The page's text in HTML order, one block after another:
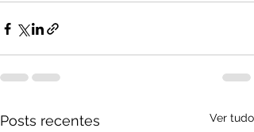
Posts recentes Ver tudo